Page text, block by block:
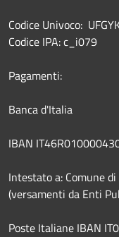
Codice Univoco:
Codice IPA: c_i079
Pagamenti:
Banca d'Italia
IBAN
Intestato a: Comune
(versamenti da Enti
Poste Italiane IBAN